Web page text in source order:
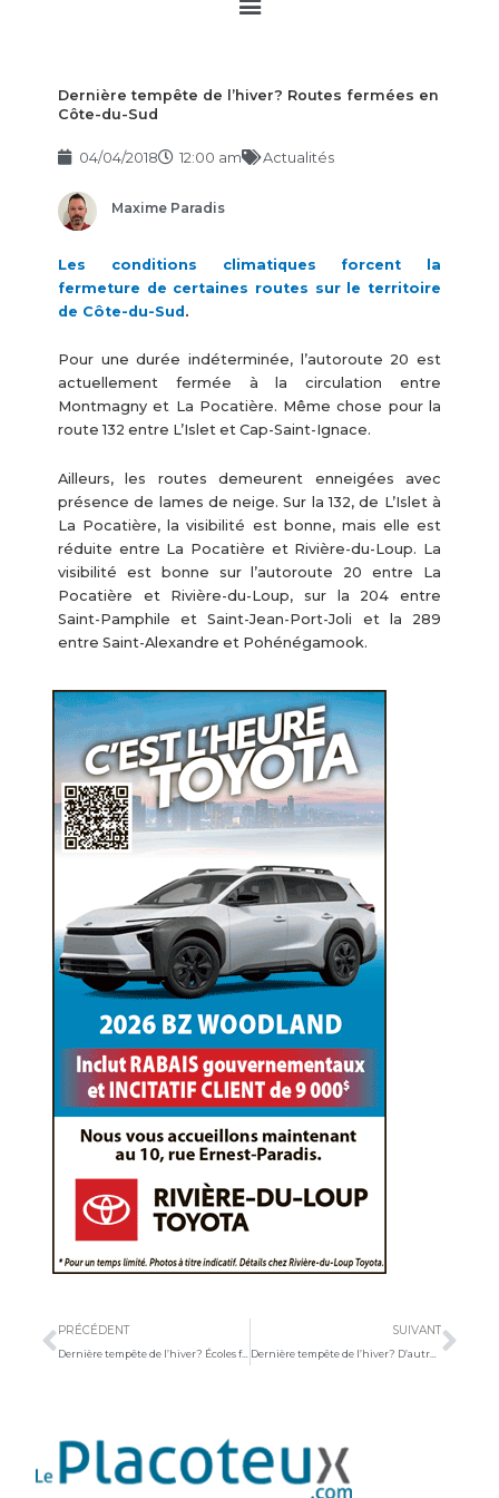
Dernière tempête de l’hiver? Routes fermées en
Côte-du-Sud
04/04/2018 12:00 am Actualités
Maxime Paradis
Les conditions climatiques forcent la
fermeture de certaines routes sur le territoire
de Côte-du-Sud .
Pour une durée indéterminée, l’autoroute 20 est
actuellement fermée à la circulation entre
Montmagny et La Pocatière. Même chose pour la
route 132 entre L’Islet et Cap-Saint-Ignace.
Ailleurs, les routes demeurent enneigées avec
présence de lames de neige. Sur la 132, de L’Islet à
La Pocatière, la visibilité est bonne, mais elle est
réduite entre La Pocatière et Rivière-du-Loup. La
visibilité est bonne sur l’autoroute 20 entre La
Pocatière et Rivière-du-Loup, sur la 204 entre
Saint-Pamphile et Saint-Jean-Port-Joli et la 289
entre Saint-Alexandre et Pohénégamook.
PRÉCÉDENT
Dernière tempête de l’hiver? Écoles fermées et routes enneigées dans Kamouraska-L’Islet
SUIVANT
Dernière tempête de l’hiver? D’autres fermetures s’ajoutent…